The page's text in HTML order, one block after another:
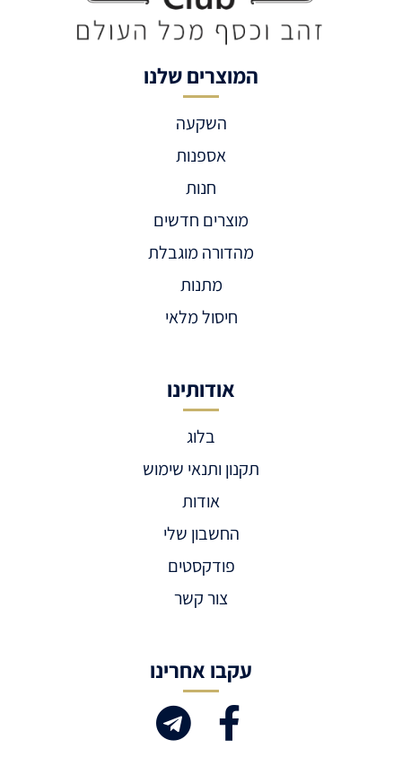
המוצרים שלנו
השקעה
אספנות
חנות
מוצרים חדשים
מהדורה מוגבלת
מתנות
חיסול מלאי
אודותינו
בלוג
תקנון ותנאי שימוש
אודות
החשבון שלי
פודקסטים
צור קשר
עקבו אחרינו